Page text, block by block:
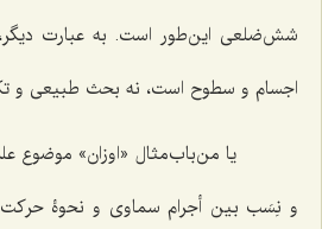
شش‌ضلعی این‌طور است. به عبارت
اجسام و سطوح است، نه بحث طبیعی و
یا من‌باب‌مثال «اوزان» موضوع
و نِسَب بین أجرام سماوی و نحوۀ حرکت